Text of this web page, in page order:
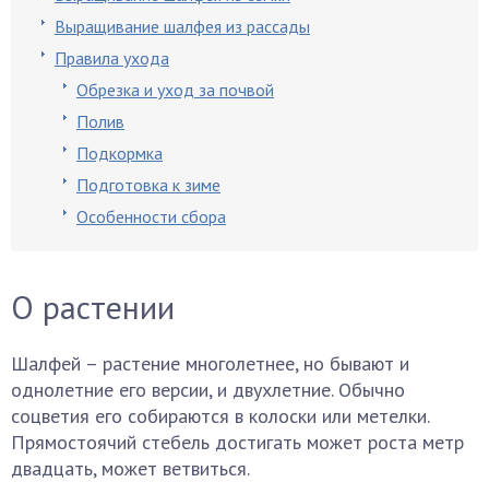
Выращивание шалфея из рассады
Правила ухода
Обрезка и уход за почвой
Полив
Подкормка
Подготовка к зиме
Особенности сбора
О растении
Шалфей – растение многолетнее, но бывают и
однолетние его версии, и двухлетние. Обычно
соцветия его собираются в колоски или метелки.
Прямостоячий стебель достигать может роста метр
двадцать, может ветвиться.